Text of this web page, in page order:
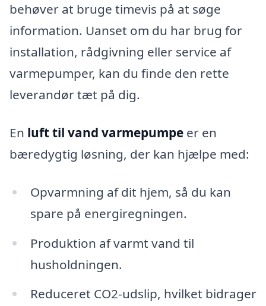
behøver at bruge timevis på at søge
information. Uanset om du har brug for
installation, rådgivning eller service af
varmepumper, kan du finde den rette
leverandør tæt på dig.
En luft til vand varmepumpe er en
bæredygtig løsning, der kan hjælpe med:
Opvarmning af dit hjem, så du kan
spare på energiregningen.
Produktion af varmt vand til
husholdningen.
Reduceret CO2-udslip, hvilket bidrager